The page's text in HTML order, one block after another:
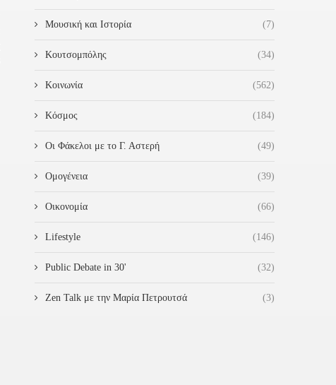
“ΤΟ ΜΑΓΙΚΌ ΕΡΓΟΣΤΆΣΙΟ ΤΟΥ...
ΓΡΑΜΜΑΤΈΑ ΥΠΟΔΟΧΉΣ
Μουσική και Ιστορία (7)
Κουτσομπόλης (34)
Κοινωνία (562)
Κόσμος (184)
Οι Φάκελοι με το Γ. Αστερή (49)
Ομογένεια (39)
Οικονομία (66)
Lifestyle (146)
Public Debate in 30' (32)
Zen Talk με την Μαρία Πετρουτσά (3)